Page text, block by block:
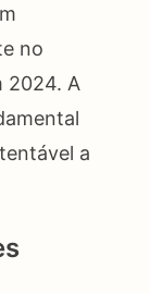
no
2024. A
a